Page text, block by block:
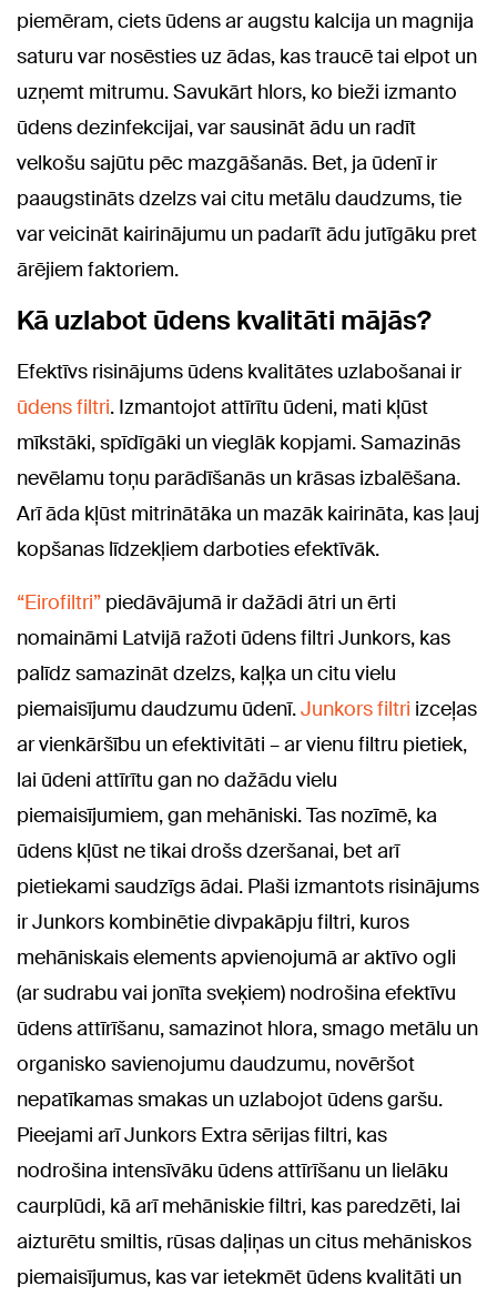
piemēram, ciets ūdens ar augstu kalcija un magnija
saturu var nosēsties uz ādas, kas traucē tai elpot un
uzņemt mitrumu. Savukārt hlors, ko bieži izmanto
ūdens dezinfekcijai, var sausināt ādu un radīt
velkošu sajūtu pēc mazgāšanās. Bet, ja ūdenī ir
paaugstināts dzelzs vai citu metālu daudzums, tie
var veicināt kairinājumu un padarīt ādu jutīgāku pret
ārējiem faktoriem.
Kā uzlabot ūdens kvalitāti mājās?
Efektīvs risinājums ūdens kvalitātes uzlabošanai ir
ūdens filtri. Izmantojot attīrītu ūdeni, mati kļūst
mīkstāki, spīdīgāki un vieglāk kopjami. Samazinās
nevēlamu toņu parādīšanās un krāsas izbalēšana.
Arī āda kļūst mitrinātāka un mazāk kairināta, kas ļauj
kopšanas līdzekļiem darboties efektīvāk.
“Eirofiltri” piedāvājumā ir dažādi ātri un ērti
nomaināmi Latvijā ražoti ūdens filtri Junkors, kas
palīdz samazināt dzelzs, kaļķa un citu vielu
piemaisījumu daudzumu ūdenī.Junkors filtri izceļas
ar vienkāršību un efektivitāti – ar vienu filtru pietiek,
lai ūdeni attīrītu gan no dažādu vielu
piemaisījumiem, gan mehāniski. Tas nozīmē, ka
ūdens kļūst ne tikai drošs dzeršanai, bet arī
pietiekami saudzīgs ādai. Plaši izmantots risinājums
ir Junkors kombinētie divpakāpju filtri, kuros
mehāniskais elements apvienojumā ar aktīvo ogli
(ar sudrabu vai jonīta sveķiem) nodrošina efektīvu
ūdens attīrīšanu, samazinot hlora, smago metālu un
organisko savienojumu daudzumu, novēršot
nepatīkamas smakas un uzlabojot ūdens garšu.
Pieejami arī Junkors Extra sērijas filtri, kas
nodrošina intensīvāku ūdens attīrīšanu un lielāku
caurplūdi, kā arī mehāniskie filtri, kas paredzēti, lai
aizturētu smiltis, rūsas daļiņas un citus mehāniskos
piemaisījumus, kas var ietekmēt ūdens kvalitāti un